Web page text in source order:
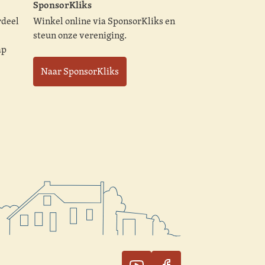
SponsorKliks
Winkel online via SponsorKliks en
steun onze vereniging.
Naar SponsorKliks